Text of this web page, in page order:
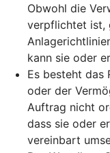
Obwohl die
verpflichtet ist,
kann sie oder
Es besteht das
oder der
Auftrag nicht
dass sie oder
vereinbart